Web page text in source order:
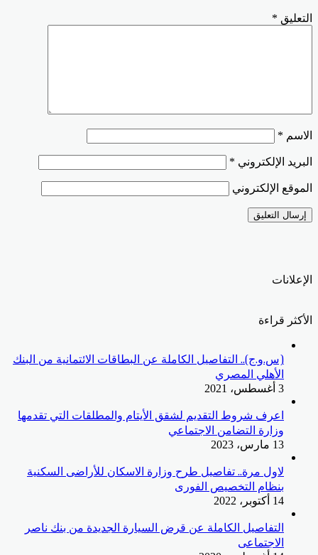
التعليق *
الاسم *
البريد الإلكتروني *
الموقع الإلكتروني
الإعلانات
الأكثر قراءة
(س.و.ج).. التفاصيل الكاملة عن البطاقات الائتمانية من البنك
الأهلي المصري
3 أغسطس، 2021
اعرف شروط التقديم لشقق الأيتام والمطلقات التي تقدمها
وزارة التضامن الاجتماعي
13 مارس، 2023
لاول مرة.. تفاصيل طرح وزارة الاسكان للأراضى السكنية
بنظام التخصيص الفورى
14 أكتوبر، 2022
التفاصيل الكاملة عن قرض السيارة الجديدة من بنك ناصر
الاجتماعى